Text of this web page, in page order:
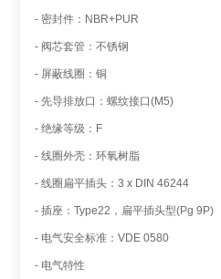
- 密封件：NBR+PUR
- 阀芯套管：不锈钢
- 屏蔽线圈：铜
- 先导排放口：螺纹接口(M5)
- 绝缘等级：F
- 线圈外壳：环氧树脂
- 线圈扁平插头：3 x DIN 46244
- 插座：Type22，扁平插头型(Pg 9P)
- 电气安全标准：VDE 0580
- 电气特性